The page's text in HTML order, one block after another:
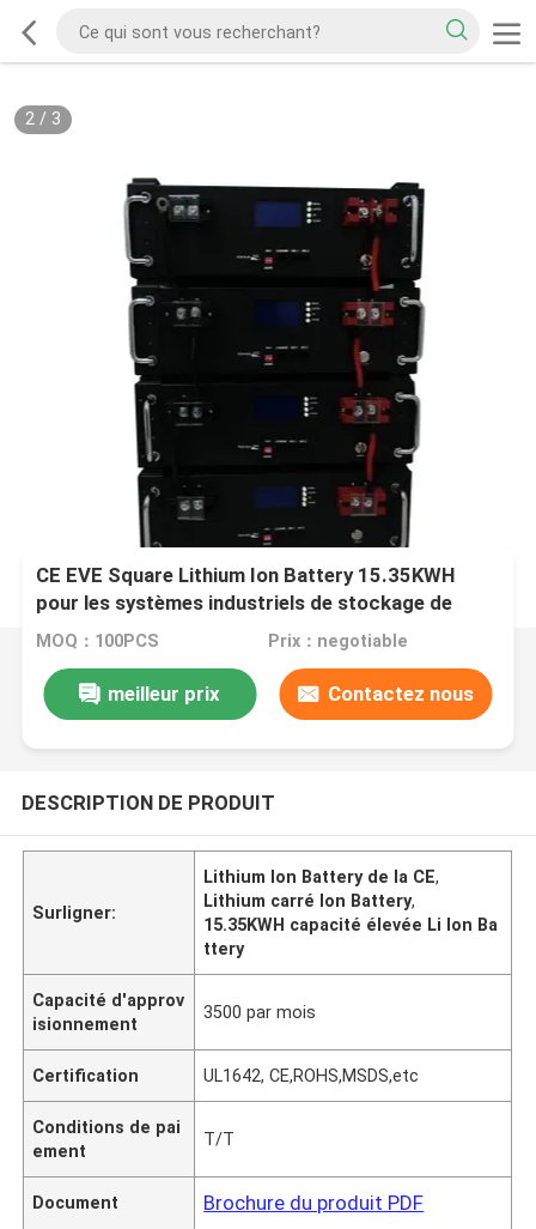
2/ 3
CE EVE Square Lithium Ion Battery 15.35KWH
pour les systèmes industriels de stockage de
l'énergie
MOQ：100PCS Prix：negotiable
meilleur prix Contactez nous
DESCRIPTION DE PRODUIT
Surligner:
Lithium Ion Battery de la CE,
Lithium carré Ion Battery,
15.35KWH capacité élevée Li Ion Ba
ttery
Capacité d'approv
isionnement
3500 par mois
Certification UL1642, CE,ROHS,MSDS,etc
Conditions de pai
ement
T/T
Document Brochure du produit PDF